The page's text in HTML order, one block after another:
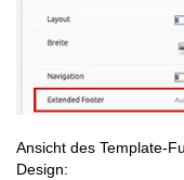
Ansicht des Template-
Design: